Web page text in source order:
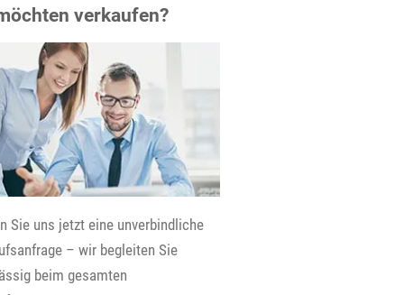
verkaufen?
Sie uns jetzt eine unverbindliche
– wir begleiten Sie
beim gesamten